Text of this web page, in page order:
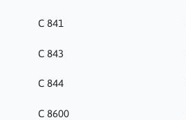
C 841
C 843
C 844
C 8600